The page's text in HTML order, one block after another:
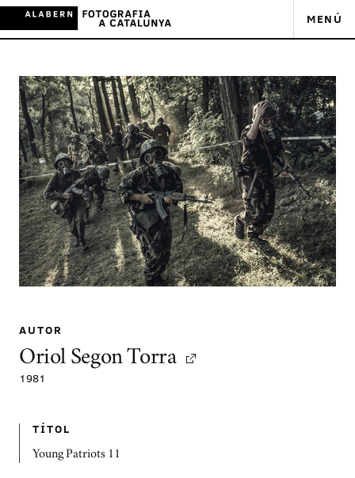
MENÚ
AUTOR
Oriol Segon Torra
1981
TÍTOL
Young Patriots 11